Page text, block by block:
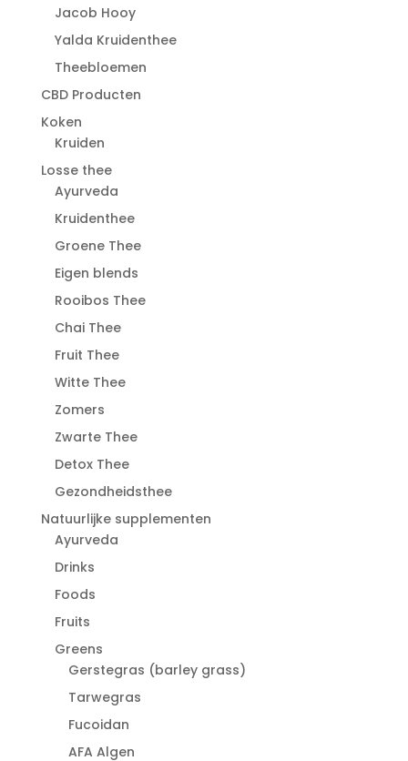
Jacob Hooy
Yalda Kruidenthee
Theebloemen
CBD Producten
Koken
Kruiden
Losse thee
Ayurveda
Kruidenthee
Groene Thee
Eigen blends
Rooibos Thee
Chai Thee
Fruit Thee
Witte Thee
Zomers
Zwarte Thee
Detox Thee
Gezondheidsthee
Natuurlijke supplementen
Ayurveda
Drinks
Foods
Fruits
Greens
Gerstegras (barley grass)
Tarwegras
Fucoidan
AFA Algen